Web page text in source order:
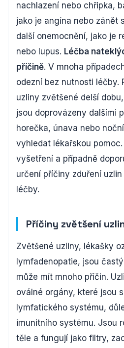
nachlazení nebo chřipka,
jako je angína nebo zánět
další onemocnění, jako je
nebo lupus. Léčba
příčině. V mnoha
odezní bez nutnosti léčby.
uzliny zvětšené delší
jsou doprovázeny dalšími
horečka, únava nebo
vyhledat lékařskou
vyšetření a případně
určení příčiny zduření
léčby.
Příčiny zvětšení
Zvětšené uzliny, lékašky
lymfadenopatie, jsou
může mít mnoho příčin.
oválné orgány, které jsou
lymfatického systému,
imunitního systému. Jsou
těle a fungují jako filtry,